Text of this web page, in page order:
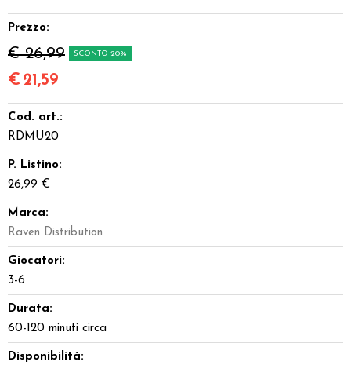
Prezzo:
€ 26,99 SCONTO 20%
€ 21,59
Cod. art.:
RDMU20
P. Listino:
26,99 €
Marca:
Raven Distribution
Giocatori:
3-6
Durata:
60-120 minuti circa
Disponibilità: